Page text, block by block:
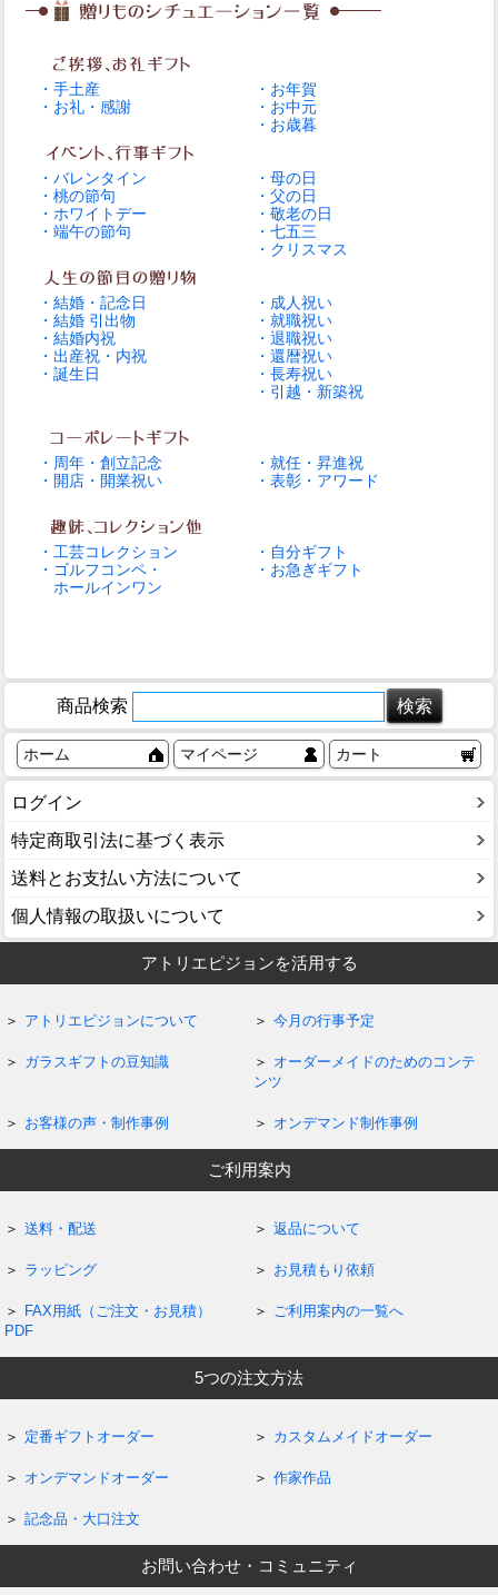
・手土産
・お礼・感謝
・お年賀
・お中元
・お歳暮
・バレンタイン
・桃の節句
・ホワイトデー
・端午の節句
・母の日
・父の日
・敬老の日
・七五三
・クリスマス
・結婚・記念日
・結婚 引出物
・結婚内祝
・出産祝・内祝
・誕生日
・成人祝い
・就職祝い
・退職祝い
・還暦祝い
・長寿祝い
・引越・新築祝
・周年・創立記念
・開店・開業祝い
・就任・昇進祝
・表彰・アワード
・工芸コレクション
・ゴルフコンペ・
ホールインワン
・自分ギフト
・お急ぎギフト
商品検索
ホーム マイページ カート
ログイン
特定商取引法に基づく表示
送料とお支払い方法について
個人情報の取扱いについて
アトリエピジョンを活用する
アトリエピジョンについて 今月の行事予定
ガラスギフトの豆知識
オーダーメイドのためのコンテ
ンツ
お客様の声・制作事例 オンデマンド制作事例
ご利用案内
送料・配送 返品について
ラッピング お見積もり依頼
FAX用紙（ご注文・お見積）
PDF
ご利用案内の一覧へ
5つの注文方法
定番ギフトオーダー カスタムメイドオーダー
オンデマンドオーダー 作家作品
記念品・大口注文
お問い合わせ・コミュニティ